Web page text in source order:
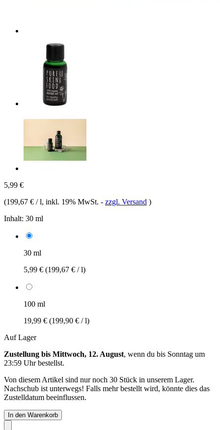
5,99 €
(199,67 € / l, inkl. 19% MwSt. - zzgl. Versand )
Inhalt: 30 ml
30 ml
5,99 € (199,67 € / l)
100 ml
19,99 € (199,90 € / l)
Auf Lager
Zustellung bis Mittwoch, 12. August, wenn du bis Sonntag um
23:59 Uhrbestellst.
Von diesem Artikel sind nur noch 30 Stück in unserem Lager.
Nachschub ist unterwegs! Falls mehr bestellt wird, könnte dies das
Zustelldatum beeinflussen.
In den Warenkorb